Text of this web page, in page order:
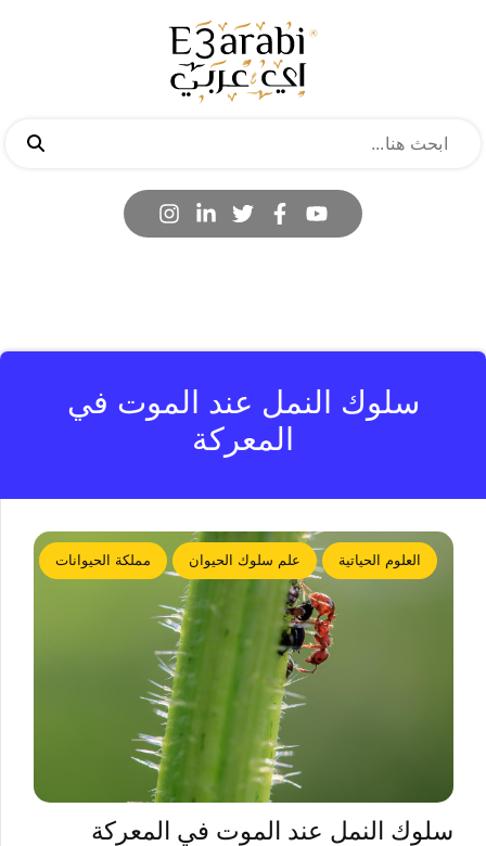
سلوك النمل عند الموت في
المعركة
العلوم الحياتية علم سلوك الحيوان مملكة الحيوانات
سلوك النمل عند الموت في المعركة